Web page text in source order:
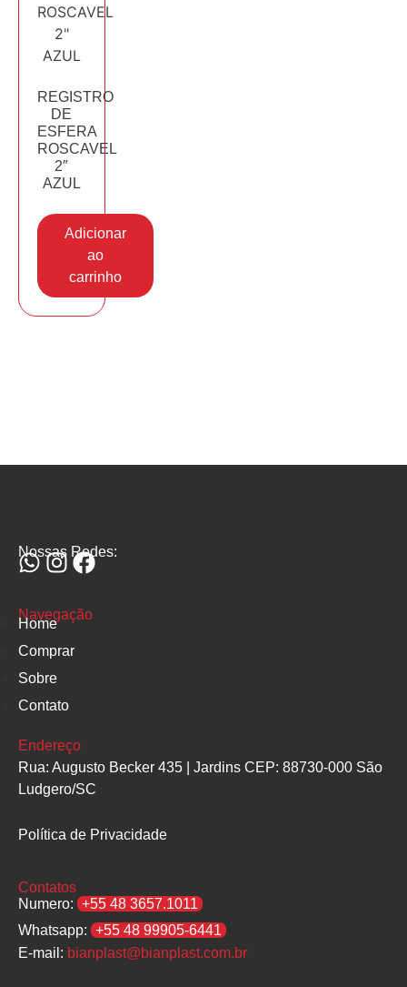
REGISTRO
DE
ESFERA
ROSCAVEL
2″
AZUL
Adicionar
ao
carrinho
Nossas Redes:
Navegação
Home
Comprar
Sobre
Contato
Endereço
Rua: Augusto Becker 435 | Jardins CEP: 88730-000 São
Ludgero/SC
Política de Privacidade
Contatos
Numero: +55 48 3657.1011
Whatsapp: +55 48 99905-6441
E-mail: bianplast@bianplast.com.br